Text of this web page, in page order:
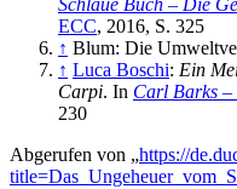
ECC, 2016, S. 325
↑ Blum: Die
↑ Luca Boschi: Ein
Carpi. In Carl Barks –
230
Abgerufen von „https://